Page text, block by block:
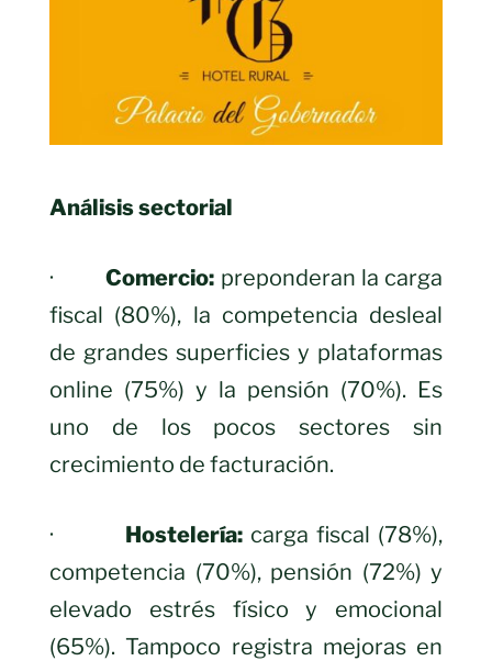
Análisis sectorial
·Comercio: preponderan la carga
fiscal (80%), la competencia desleal
de grandes superficies y plataformas
online (75%) y la pensión (70%). Es
uno de los pocos sectores sin
crecimiento de facturación.
· Hostelería:carga fiscal (78%),
competencia (70%), pensión (72%) y
elevado estrés físico y emocional
(65%). Tampoco registra mejoras en